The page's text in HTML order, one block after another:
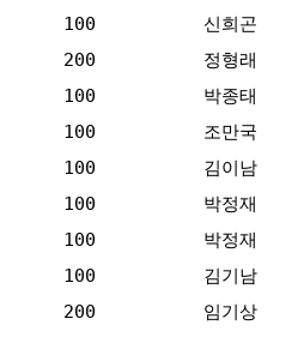
100 신희곤
200 정형래
100 박종태
100 조만국
100 김이남
100 박정재
100 박정재
100 김기남
200 임기상